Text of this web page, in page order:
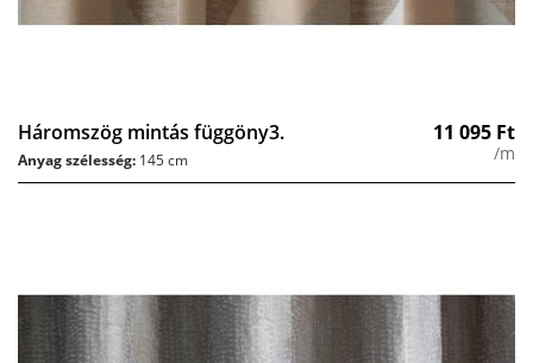
Háromszög mintás függöny3. 11 095 Ft
/m
Anyag szélesség: 145 cm